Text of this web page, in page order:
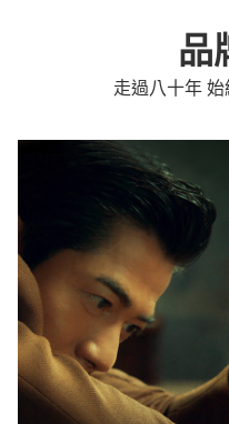
品
走過八十年